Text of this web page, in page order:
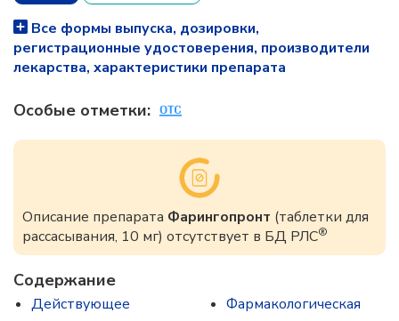
Все формы выпуска, дозировки,
регистрационные удостоверения, производители
лекарства, характеристики препарата
Особые отметки:
Описание препарата Фарингопронт (таблетки для
рассасывания, 10 мг) отсутствует в БД РЛС®
Содержание
Действующее
Фармакологическая